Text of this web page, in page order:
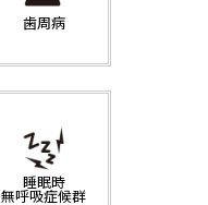
歯周病
睡眠時
無呼吸症候群